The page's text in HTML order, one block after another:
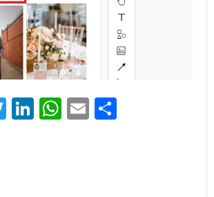
Twitter
LinkedIn
WhatsApp
Email